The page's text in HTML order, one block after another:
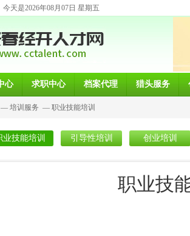
今天是2026年08月07日 星期五
心 求职中心 档案代理 猎头服务
— 培训服务 — 职业技能培训
业技能培训 引导性培训 创业培训
职业技